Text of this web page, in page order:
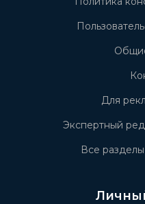
Для
Экспертный
Все